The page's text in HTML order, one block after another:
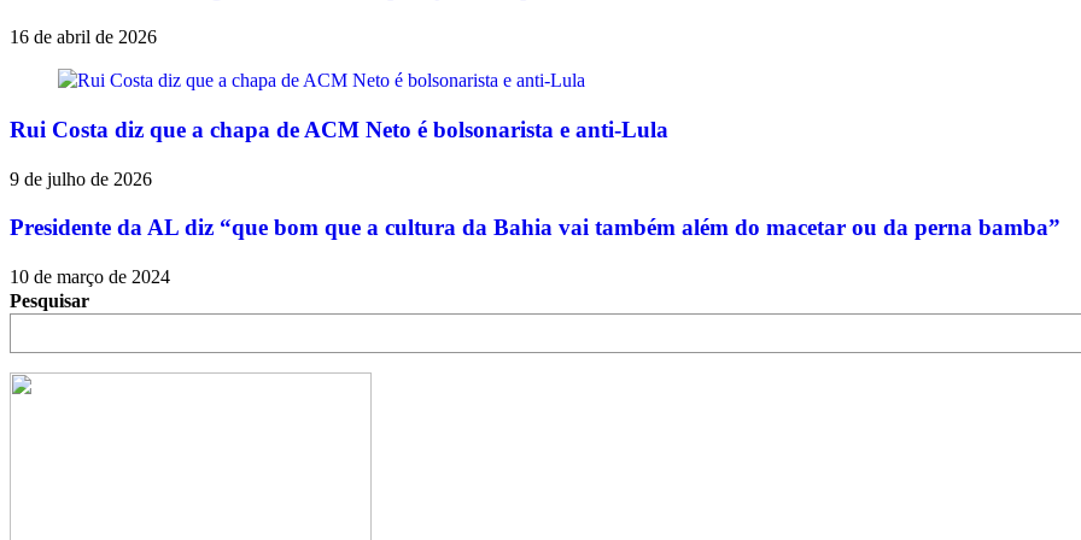
16 de abril de 2026
Rui Costa diz que a chapa de ACM Neto é bolsonarista e anti-Lula
9 de julho de 2026
Presidente da AL diz “que bom que a cultura da Bahia vai também além do macetar ou da perna bamba”
10 de março de 2024
Pesquisar